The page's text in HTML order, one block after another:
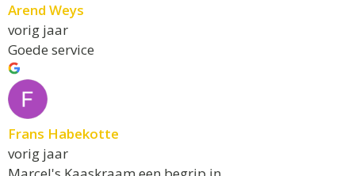
Arend Weys
vorig jaar
Goede service
Frans Habekotte
vorig jaar